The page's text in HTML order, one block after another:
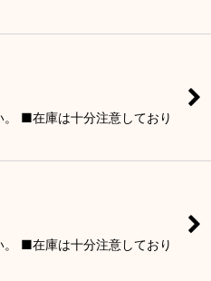
■在庫は十分注意しており
■在庫は十分注意しており